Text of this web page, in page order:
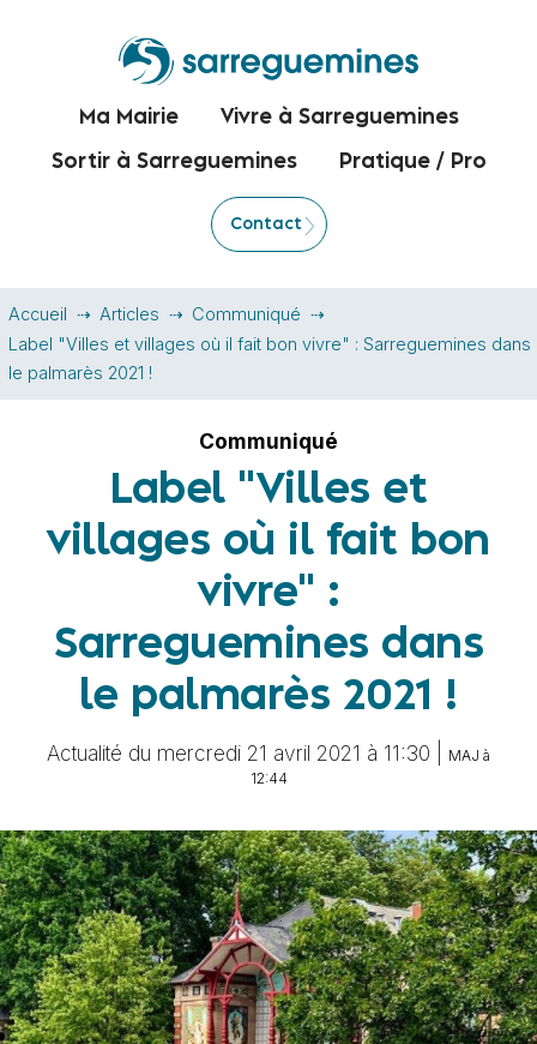
Ma Mairie Vivre à Sarreguemines
Sortir à Sarreguemines Pratique / Pro
Contact
Accueil Articles
Communiqué
Label "Villes et villages où il fait bon vivre" : Sarreguemines dans
le palmarès 2021 !
Communiqué
Label "Villes et
villages où il fait bon
vivre" :
Sarreguemines dans
le palmarès 2021 !
Actualité du mercredi 21 avril 2021 à 11:30 |
MAJ à
12:44